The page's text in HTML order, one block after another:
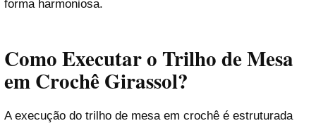
forma harmoniosa.
Como Executar o Trilho de Mesa
em Crochê Girassol?
A execução do trilho de mesa em crochê é estruturada